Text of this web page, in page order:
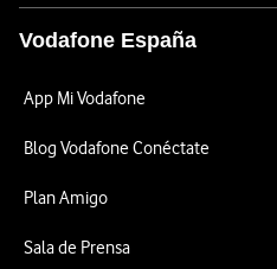
Vodafone España
App Mi Vodafone
Blog Vodafone Conéctate
Plan Amigo
Sala de Prensa